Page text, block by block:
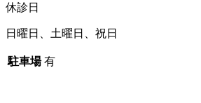
休診日
日曜日、土曜日、祝日
駐車場 有